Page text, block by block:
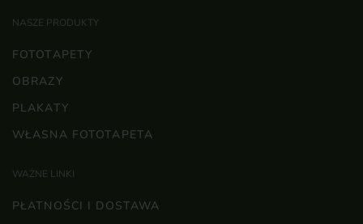
NASZE PRODUKTY
FOTOTAPETY
OBRAZY
PLAKATY
WŁASNA FOTOTAPETA
WAŻNE LINKI
PŁATNOŚCI I DOSTAWA